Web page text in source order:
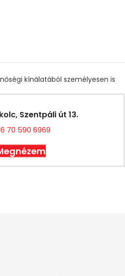
kínálatából személyesen is
Szentpáli út 13.
70 590 6969